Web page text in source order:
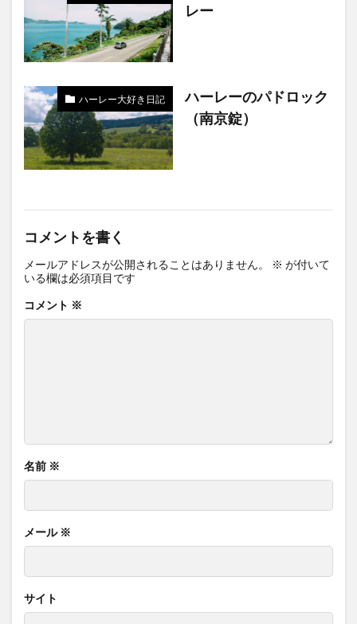
レー
ハーレー大好き日記
ハーレーのパドロック
（南京錠）
コメントを書く
メールアドレスが公開されることはありません。 ※ が付いて
いる欄は必須項目です
コメント ※
名前 ※
メール ※
サイト